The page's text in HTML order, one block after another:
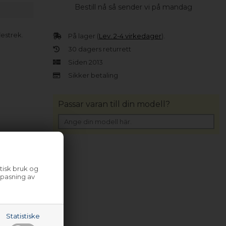
bruk og
av
Statistiske
Bestill nå så sender vi på mandag
På lager (Lev. 2-4 virkedager).
30 dagers returrett
Siden 2013
Sikker betaling
Passar varan till din modell?